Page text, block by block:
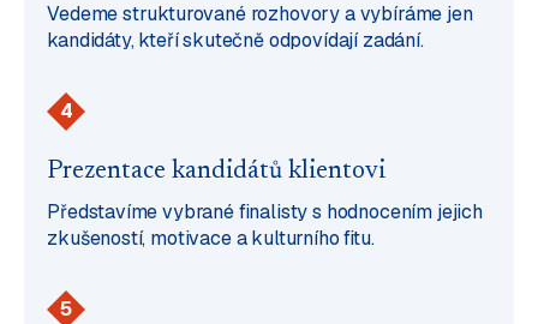
Vedeme strukturované rozhovory a vybíráme jen
kandidáty, kteří skutečně odpovídají zadání.
4
Prezentace kandidátů klientovi
Představíme vybrané finalisty s hodnocením jejich
zkušeností, motivace a kulturního fitu.
5